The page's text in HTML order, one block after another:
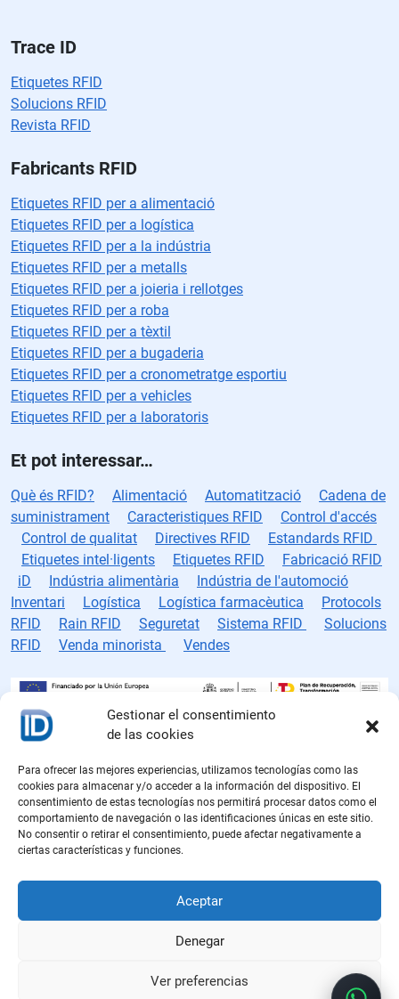
Gestionar el consentimiento
de las cookies
Para ofrecer las mejores experiencias, utilizamos tecnologías como las
cookies para almacenar y/o acceder a la información del dispositivo. El
consentimiento de estas tecnologías nos permitirá procesar datos como el
comportamiento de navegación o las identificaciones únicas en este sitio.
No consentir o retirar el consentimiento, puede afectar negativamente a
ciertas características y funciones.
Aceptar
Denegar
Ver preferencias
o.
Trace ID
Etiquetes RFID
Solucions RFID
Revista RFID
Fabricants RFID
Etiquetes RFID per a alimentació
Etiquetes RFID per a logística
Etiquetes RFID per a la indústria
Etiquetes RFID per a metalls
Etiquetes RFID per a joieria i rellotges
Etiquetes RFID per a roba
Etiquetes RFID per a tèxtil
Etiquetes RFID per a bugaderia
Etiquetes RFID per a cronometratge esportiu
Etiquetes RFID per a vehicles
Etiquetes RFID per a laboratoris
Et pot interessar…
Què és RFID? Alimentació Automatització
Cadena de
suministrament
Caracteristiques RFID
Control d'accés
Control de qualitat
Directives RFID
Estandards RFID
Etiquetes intel·ligents
Etiquetes RFID
Fabricació RFID
iD
Indústria alimentària
Indústria de l'automoció
Inventari
Logística Logística farmacèutica
Protocols
RFID
Rain RFID Seguretat Sistema RFID
Solucions
RFID
Venda minorista Vendes
Polítiques de cookies
Polítiques de privadesa
Avís Legal